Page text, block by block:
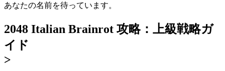
あなたの名前を待っています。
2048 Italian Brainrot 攻略：上級戦略ガ
イド
>